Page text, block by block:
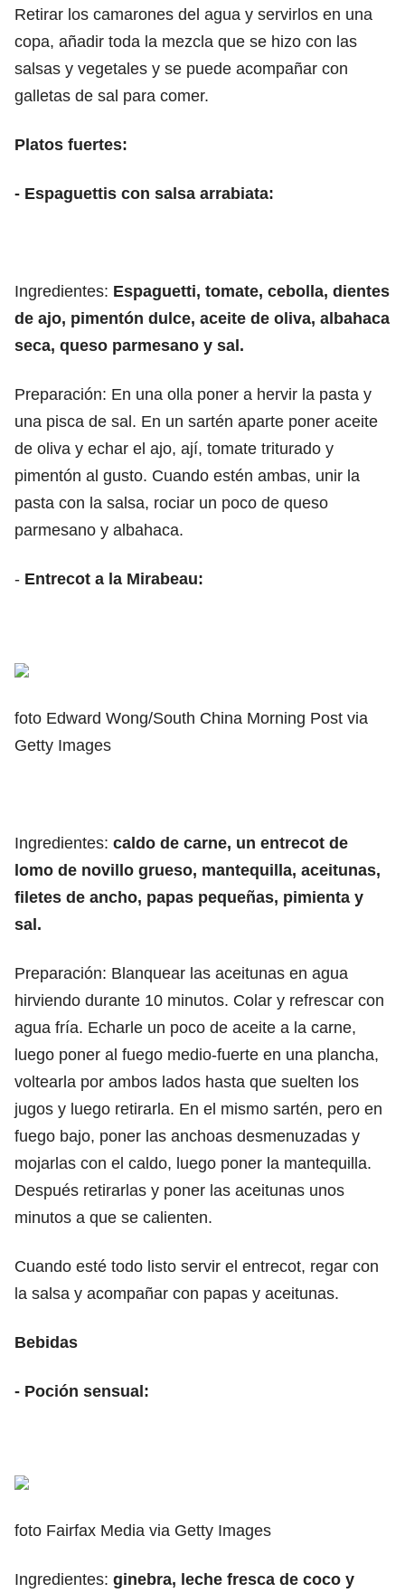
Retirar los camarones del agua y servirlos en una
copa, añadir toda la mezcla que se hizo con las
salsas y vegetales y se puede acompañar con
galletas de sal para comer.
Platos fuertes:
- Espaguettis con salsa arrabiata:
Ingredientes: Espaguetti, tomate, cebolla, dientes
de ajo, pimentón dulce, aceite de oliva, albahaca
seca, queso parmesano y sal.
Preparación: En una olla poner a hervir la pasta y
una pisca de sal. En un sartén aparte poner aceite
de oliva y echar el ajo, ají, tomate triturado y
pimentón al gusto. Cuando estén ambas, unir la
pasta con la salsa, rociar un poco de queso
parmesano y albahaca.
- Entrecot a la Mirabeau:
foto Edward Wong/South China Morning Post via
Getty Images
Ingredientes: caldo de carne, un entrecot de
lomo de novillo grueso, mantequilla, aceitunas,
filetes de ancho, papas pequeñas, pimienta y
sal.
Preparación: Blanquear las aceitunas en agua
hirviendo durante 10 minutos. Colar y refrescar con
agua fría. Echarle un poco de aceite a la carne,
luego poner al fuego medio-fuerte en una plancha,
voltearla por ambos lados hasta que suelten los
jugos y luego retirarla. En el mismo sartén, pero en
fuego bajo, poner las anchoas desmenuzadas y
mojarlas con el caldo, luego poner la mantequilla.
Después retirarlas y poner las aceitunas unos
minutos a que se calienten.
Cuando esté todo listo servir el entrecot, regar con
la salsa y acompañar con papas y aceitunas.
Bebidas
- Poción sensual:
foto Fairfax Media via Getty Images
Ingredientes: ginebra, leche fresca de coco y